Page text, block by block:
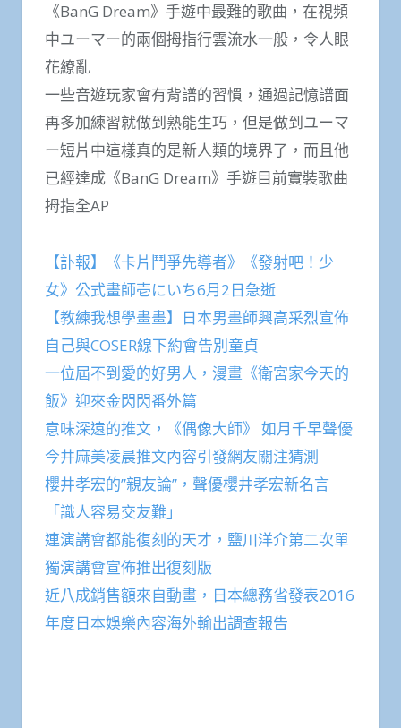
《BanG Dream》手遊中最難的歌曲，在視頻
中ユーマー的兩個拇指行雲流水一般，令人眼
花繚亂
一些音遊玩家會有背譜的習慣，通過記憶譜面
再多加練習就做到熟能生巧，但是做到ユーマ
ー短片中這樣真的是新人類的境界了，而且他
已經達成《BanG Dream》手遊目前實裝歌曲
拇指全AP
【訃報】《卡片鬥爭先導者》《發射吧！少
女》公式畫師壱にいち6月2日急逝
【教練我想學畫畫】日本男畫師興高采烈宣佈
自己與COSER線下約會告別童貞
一位屆不到愛的好男人，漫畫《衛宮家今天的
飯》迎來金閃閃番外篇
意味深遠的推文，《偶像大師》 如月千早聲優
今井麻美凌晨推文內容引發網友關注猜測
櫻井孝宏的”親友論”，聲優櫻井孝宏新名言
「識人容易交友難」
連演講會都能復刻的天才，鹽川洋介第二次單
獨演講會宣佈推出復刻版
近八成銷售額來自動畫，日本總務省發表2016
年度日本娛樂內容海外輸出調查報告